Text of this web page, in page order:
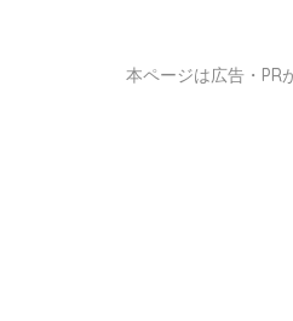
本ページは広告・PR